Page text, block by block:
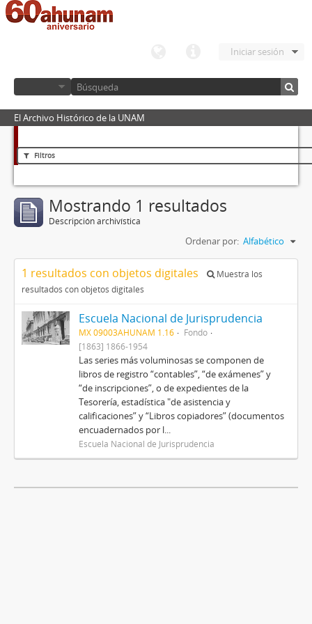
Iniciar sesión
El Archivo Histórico de la UNAM
Filtros
Mostrando 1 resultados
Descripción archivística
Ordenar por: Alfabético
1 resultados con objetos digitales
Muestra los
resultados con objetos digitales
Escuela Nacional de Jurisprudencia
MX 09003AHUNAM 1.16
Fondo
[1863] 1866-1954
Las series más voluminosas se componen de
libros de registro “contables”, “de exámenes” y
“de inscripciones”, o de expedientes de la
Tesorería, estadística "de asistencia y
calificaciones” y “Libros copiadores” (documentos
encuadernados por l...
Escuela Nacional de Jurisprudencia